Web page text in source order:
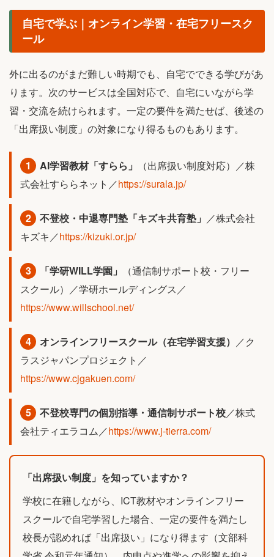
自宅で学ぶ｜オンライン学習・在宅フリースク
ール
外に出るのがまだ難しい時期でも、自宅でできる学びがあ
ります。次のサービスは全国対応で、自宅にいながら学
習・交流を続けられます。一定の要件を満たせば、後述の
「出席扱い制度」の対象になり得るものもあります。
1 AI学習教材「すらら」
（出席扱い制度対応）／株
式会社すららネット／https://surala.jp/
2 不登校・中退専門塾「キズキ共育塾」 ／株式会社
キズキ／https://kizuki.or.jp/
3 「学研WILL学園」
（通信制サポート校・フリー
スクール）／学研ホールディングス／
https://www.willschool.net/
4 オンラインフリースクール（在宅学習支援） ／ク
ラスジャパンプロジェクト／
https://www.cjgakuen.com/
5 不登校専門の個別指導・通信制サポート校／株式
会社ティエラコム／https://www.j-tierra.com/
「出席扱い制度」を知っていますか？
学校に在籍しながら、ICT教材やオンラインフリー
スクールで自宅学習した場合、一定の要件を満たし
校長が認めれば「出席扱い」になり得ます（文部科